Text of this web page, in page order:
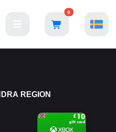
0
REGION